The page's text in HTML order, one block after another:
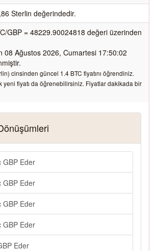
Sterlin değerindedir.
GBP = 48229.90024818 değeri üzerinden
08 Ağustos 2026, Cumartesi 17:50:02
cinsinden güncel 1.4 BTC fiyatını öğrendiniz.
yeni fiyatı da öğrenebilirsiniz. Fiyatlar dakikada bir
GBP Eder
GBP Eder
GBP Eder
GBP Eder
Eder